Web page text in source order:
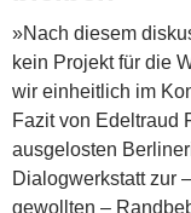
»Nach diesem
kein Projekt für die
wir einheitlich im
Fazit von Edeltraud
ausgelosten
Dialogwerkstatt zur
gewollten –